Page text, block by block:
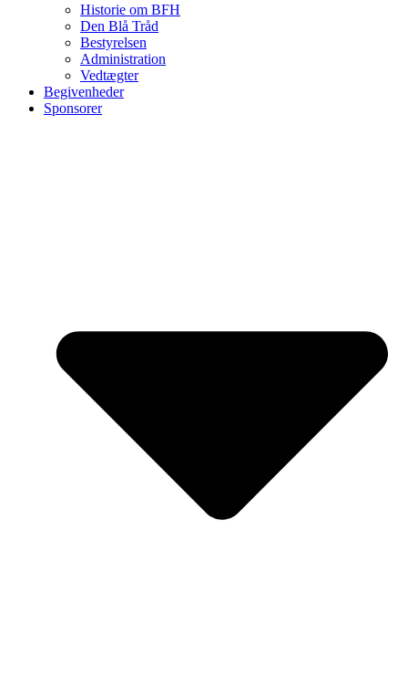
Historie om BFH
Den Blå Tråd
Bestyrelsen
Administration
Vedtægter
Begivenheder
Sponsorer